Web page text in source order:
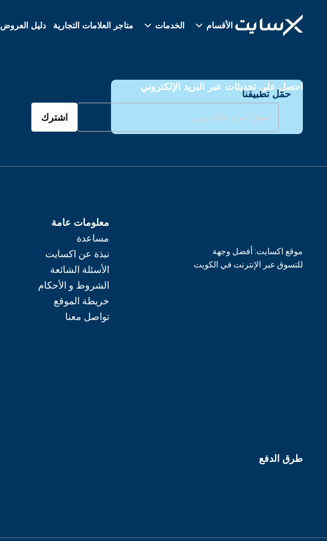
الأقسام الخدمات متاجر العلامات التجارية دليل العروض
حمّل تطبيقنا
احصل على تحديثات عبر البريد الإلكتروني
اشترك
معلومات عامة
مساعدة
نبذة عن اكسايت
الأسئلة الشائعة
الشروط و الأحكام
خريطة الموقع
تواصل معنا
موقع اكسايت: أفضل وجهة
للتسوق عبر الإنترنت في الكويت
طرق الدفع